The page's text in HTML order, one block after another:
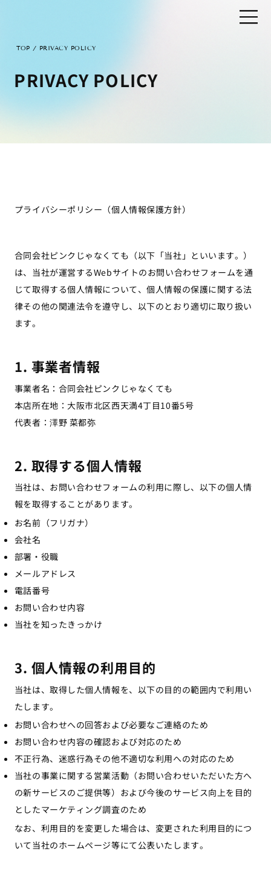
TOP / PRIVACY POLICY
PRIVACY POLICY
プライバシーポリシー（個人情報保護方針）
合同会社ピンクじゃなくても（以下「当社」といいます。）
は、当社が運営するWebサイトのお問い合わせフォームを通
じて取得する個人情報について、個人情報の保護に関する法
律その他の関連法令を遵守し、以下のとおり適切に取り扱い
ます。
1. 事業者情報
事業者名：合同会社ピンクじゃなくても
本店所在地：大阪市北区西天満4丁目10番5号
代表者：澤野 菜都弥
2. 取得する個人情報
当社は、お問い合わせフォームの利用に際し、以下の個人情
報を取得することがあります。
お名前（フリガナ）
会社名
部署・役職
メールアドレス
電話番号
お問い合わせ内容
当社を知ったきっかけ
3. 個人情報の利用目的
当社は、取得した個人情報を、以下の目的の範囲内で利用い
たします。
お問い合わせへの回答および必要なご連絡のため
お問い合わせ内容の確認および対応のため
不正行為、迷惑行為その他不適切な利用への対応のため
当社の事業に関する営業活動（お問い合わせいただいた方へ
の新サービスのご提供等）および今後のサービス向上を目的
としたマーケティング調査のため
なお、利用目的を変更した場合は、変更された利用目的につ
いて当社のホームページ等にて公表いたします。